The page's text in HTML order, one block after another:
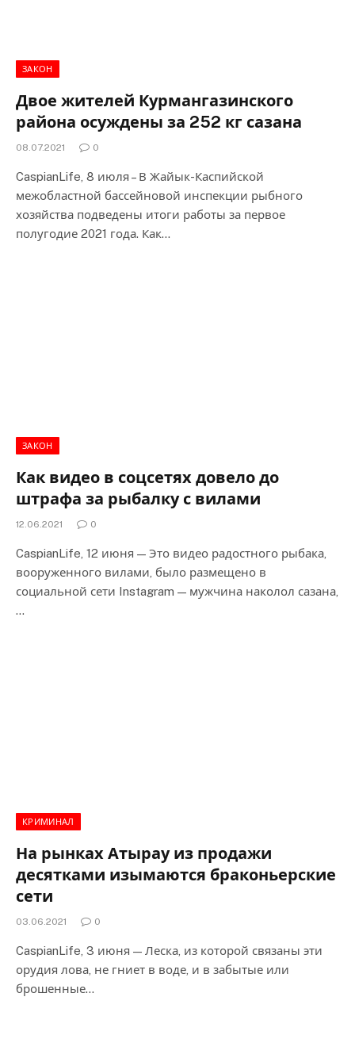
ЗАКОН
Двое жителей Курмангазинского
района осуждены за 252 кг сазана
08.07.2021 0
CaspianLife, 8 июля – В Жайык-Каспийской
межобластной бассейновой инспекции рыбного
хозяйства подведены итоги работы за первое
полугодие 2021 года. Как…
ЗАКОН
Как видео в соцсетях довело до
штрафа за рыбалку с вилами
12.06.2021 0
CaspianLife, 12 июня — Это видео радостного рыбака,
вооруженного вилами, было размещено в
социальной сети Instagram — мужчина наколол сазана,
…
КРИМИНАЛ
На рынках Атырау из продажи
десятками изымаются браконьерские
сети
03.06.2021 0
CaspianLife, 3 июня — Леска, из которой связаны эти
орудия лова, не гниет в воде, и в забытые или
брошенные…